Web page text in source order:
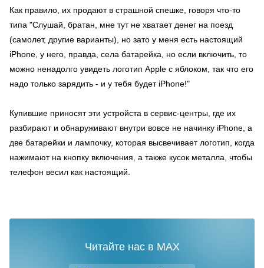
Как правило, их продают в страшной спешке, говоря что-то
типа "Слушай, братан, мне тут не хватает денег на поезд
(самолет, другие варианты), но зато у меня есть настоящий
iPhone, у него, правда, села батарейка, но если включить, то
можно ненадолго увидеть логотип Apple с яблоком, так что его
надо только зарядить - и у тебя будет iPhone!"
Купившие приносят эти устройста в сервис-центры, где их
разбирают и обнаруживают внутри вовсе не начинку iPhone, а
две батарейки и лампочку, которая высвечивает логотип, когда
нажимают на кнопку включения, а также кусок металла, чтобы
телефон весил как настоящий.
Читайте нас в MAX